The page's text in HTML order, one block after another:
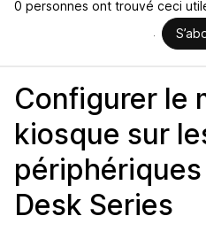
0 personnes ont trouvé ceci
Configurer le
kiosque sur
Desk Series